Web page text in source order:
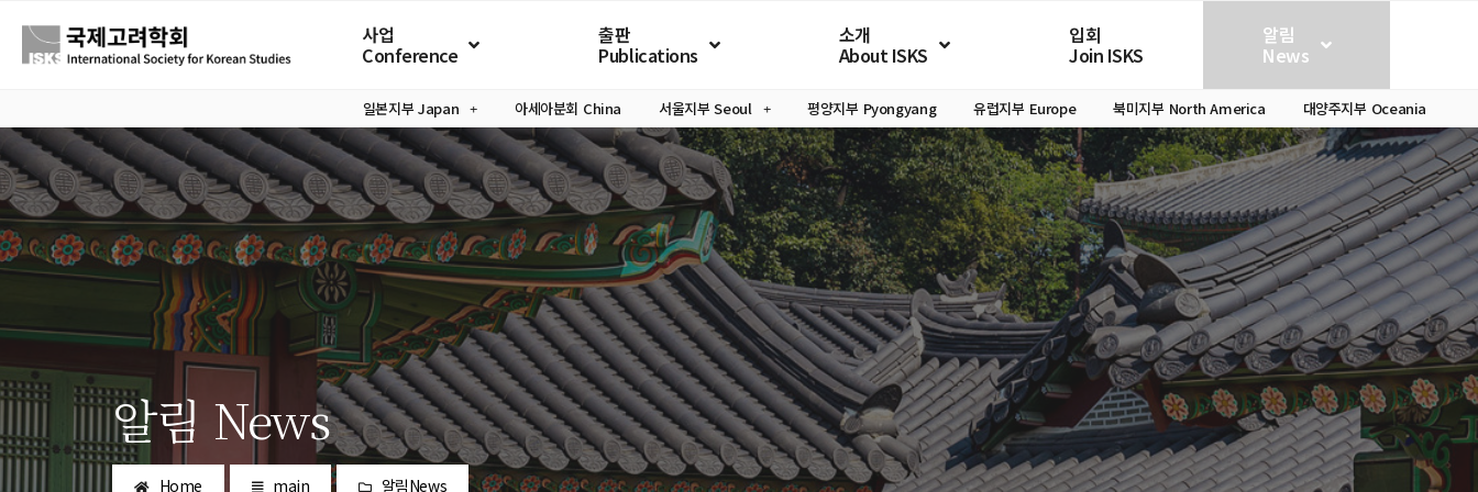
사업
Conference
출판
Publications
소개
About ISKS
입회
Join ISKS
알림
News
일본지부 Japan 아세아분회 China 서울지부 Seoul 평양지부 Pyongyang 유럽지부 Europe 북미지부 North America 대양주지부 Oceania
알림 News
Home main 알림News